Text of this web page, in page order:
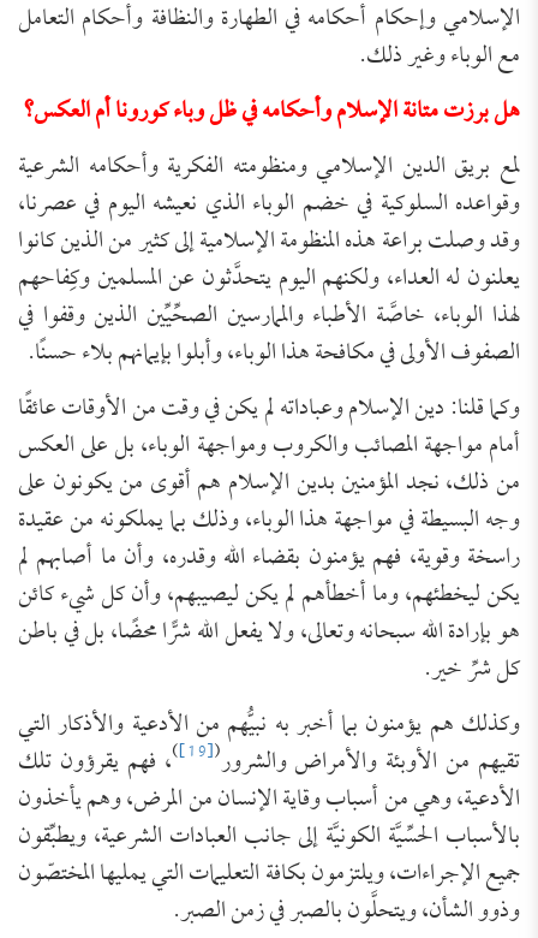
الإسلامي وإحكام أحكامه في الطهارة والنظافة وأحكام التعامل
مع الوباء وغير ذلك.
هل برزت متانة الإسلام وأحكامه في ظل وباء كورونا أم العكس؟
لمع بريق الدين الإسلامي ومنظومته الفكرية وأحكامه الشرعية
وقواعده السلوكية في خضم الوباء الذي نعيشه اليوم في عصرنا،
وقد وصلت براعة هذه المنظومة الإسلامية إلى كثير من الذين كانوا
يعلنون له العداء، ولكنهم اليوم يتحدَّثون عن المسلمين وكِفاحهم
لهذا الوباء، خاصَّة الأطباء والممارسين الصحِّيِّين الذين وقفوا في
الصفوف الأولى في مكافحة هذا الوباء، وأبلوا بإيمانهم بلاء حسنًا.
وكما قلنا: دين الإسلام وعباداته لم يكن في وقت من الأوقات عائقًا
أمام مواجهة المصائب والكروب ومواجهة الوباء، بل على العكس
من ذلك، نجد المؤمنين بدين الإسلام هم أقوى من يكونون على
وجه البسيطة في مواجهة هذا الوباء، وذلك بما يملكونه من عقيدة
راسخة وقوية، فهم يؤمنون بقضاء الله وقدره، وأن ما أصابهم لم
يكن ليخطئهم، وما أخطأهم لم يكن ليصيبهم، وأن كل شيء كائن
هو بإرادة الله سبحانه وتعالى، ولا يفعل الله شرًّا محضًا، بل في باطن
كل شرِّ خير.
وكذلك هم يؤمنون بما أخبر به نبيُّهم من الأدعية والأذكار التي
تقيهم من الأوبئة والأمراض والشرور(
[19]
)، فهم يقرؤون تلك
الأدعية، وهي من أسباب وقاية الإنسان من المرض، وهم يأخذون
بالأسباب الحسِّيَّة الكونيَّة إلى جانب العبادات الشرعية، ويطبِّقون
جميع الإجراءات، ويلتزمون بكافة التعليمات التي يمليها المختصّون
وذوو الشأن، ويتحلَّون بالصبر في زمن الصبر.